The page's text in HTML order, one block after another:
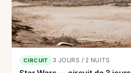
CIRCUIT 3 JOURS / 2 NUITS